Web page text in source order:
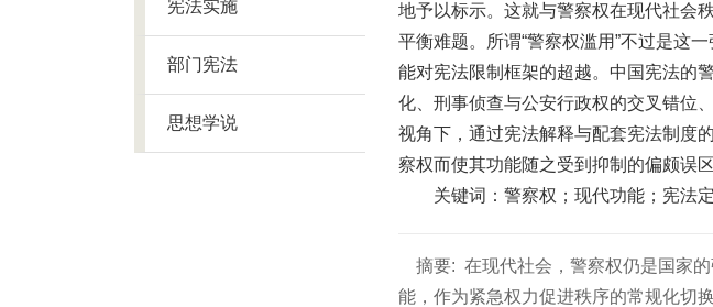
宪法实施
部门宪法
思想学说
地予以标示。这就与警察权在现代社会
平衡难题。所谓“警察权滥用”不过是这
能对宪法限制框架的超越。中国宪法的
化、刑事侦查与公安行政权的交叉错位
视角下，通过宪法解释与配套宪法制度
察权而使其功能随之受到抑制的偏颇误区
关键词：警察权；现代功能；宪法
摘要: 在现代社会，警察权仍是国家
能，作为紧急权力促进秩序的常规化切